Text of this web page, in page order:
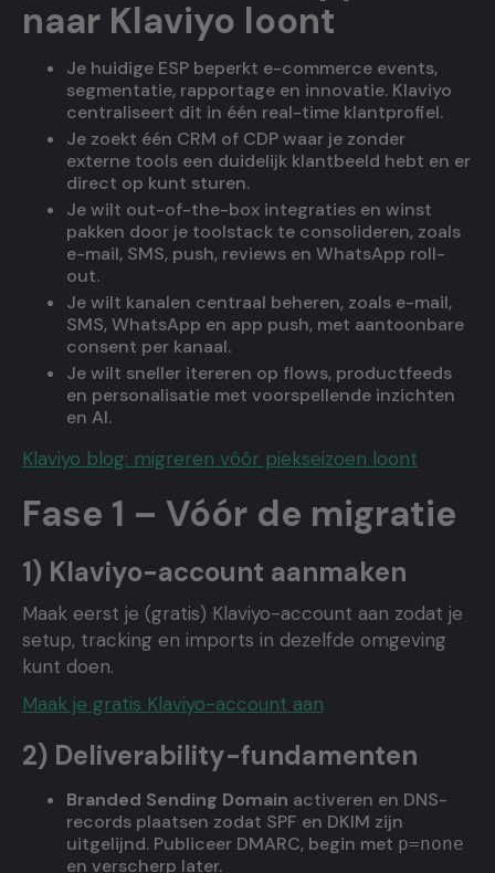
naar Klaviyo loont
Je huidige ESP beperkt e-commerce events,
segmentatie, rapportage en innovatie. Klaviyo
centraliseert dit in één real-time klantprofiel.
Je zoekt één CRM of CDP waar je zonder
externe tools een duidelijk klantbeeld hebt en er
direct op kunt sturen.
Je wilt out-of-the-box integraties en winst
pakken door je toolstack te consolideren, zoals
e-mail, SMS, push, reviews en WhatsApp roll-
out.
Je wilt kanalen centraal beheren, zoals e-mail,
SMS, WhatsApp en app push, met aantoonbare
consent per kanaal.
Je wilt sneller itereren op flows, productfeeds
en personalisatie met voorspellende inzichten
en AI.
Klaviyo blog: migreren vóór piekseizoen loont
Fase 1 – Vóór de migratie
1) Klaviyo-account aanmaken
Maak eerst je (gratis) Klaviyo-account aan zodat je
setup, tracking en imports in dezelfde omgeving
kunt doen.
Maak je gratis Klaviyo-account aan
2) Deliverability-fundamenten
Branded Sending Domain activeren en DNS-
records plaatsen zodat SPF en DKIM zijn
uitgelijnd. Publiceer DMARC, begin met p=none
en verscherp later.